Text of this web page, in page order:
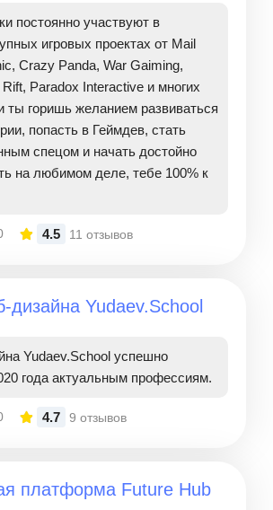
постоянно участвуют в
игровых проектах от Mail
Crazy Panda, War Gaiming,
Paradox Interactive и многих
ты горишь желанием развиваться
попасть в Геймдев, стать
спецом и начать достойно
на любимом деле, тебе 100% к
4.5 11 отзывов
дизайна Yudaev.School
Yudaev.School успешно
года актуальным профессиям.
4.7 9 отзывов
платформа Future Hub